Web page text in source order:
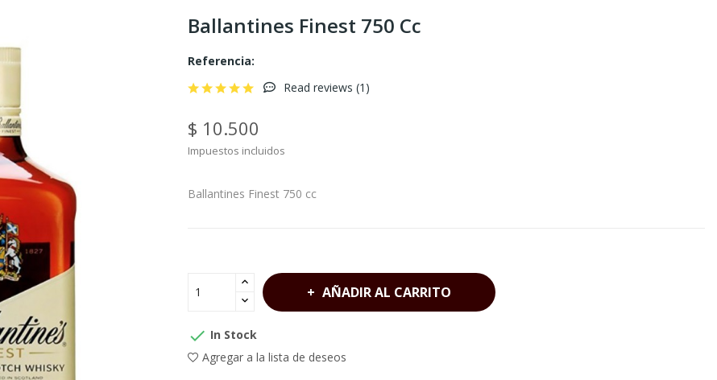
Ballantines Finest 750 Cc
Referencia:
Read reviews (1 )
$ 10.500
Impuestos incluidos
Ballantines Finest 750 cc
AÑADIR AL CARRITO
 In Stock
Agregar a la lista de deseos